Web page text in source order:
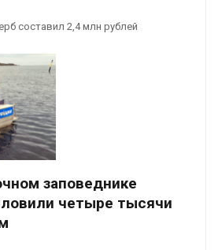
составил 2,4 млн рублей
заповеднике
четыре тысячи